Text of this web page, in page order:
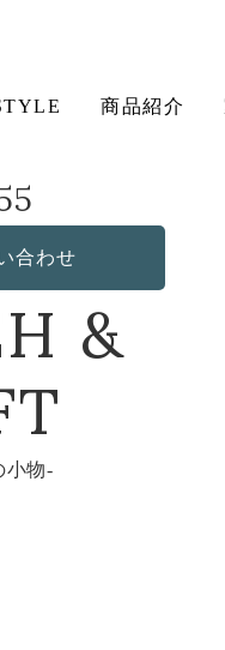
商品紹介
デス
造
ファ
合わせ &
小物